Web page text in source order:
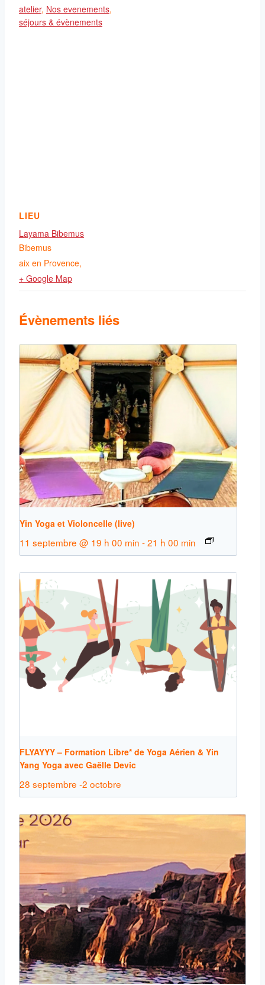
atelier, Nos evenements,
séjours & évènements
LIEU
Layama Bibemus
Bibemus
aix en Provence,
+ Google Map
Évènements liés
Yin Yoga et Violoncelle (live)
11 septembre @ 19 h 00 min -21 h 00 min
FLYAYYY – Formation Libre* de Yoga Aérien & Yin
Yang Yoga avec Gaëlle Devic
28 septembre -2 octobre